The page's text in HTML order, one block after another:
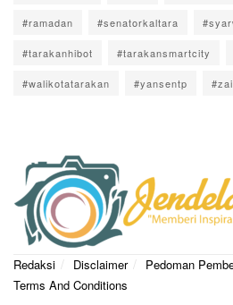
#ramadan #senatorkaltara
#tarakanhibot #tarakansmartcity
#walikotatarakan #yansentp
Redaksi Disclaimer
Pedoman
Terms And Conditions